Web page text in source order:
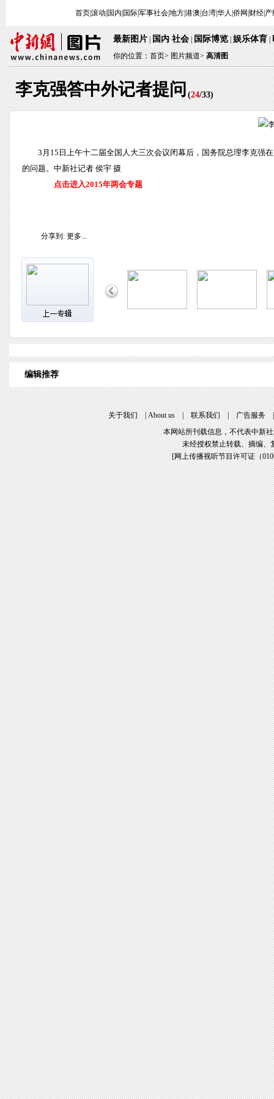
首页|滚动 国内 国际|军事社会|地方|港澳 台湾|华人 侨网 财经| 产
最新图片|国内·社会|国际博览|娱乐体育|
你的位置：首页>图片频道> 高清图
李克强答中外记者提问(24/33)
3月15日上午十二届全国人大三次会议闭幕后，国务院总理李克强
的问题。中新社记者 侯宇 摄
点击进入2015年两会专题
分享到: 更多...
编辑推荐
关于我们|About us|联系我们|广告服务
本网站所刊载信息，不代表中新
未经授权禁止转载、摘编、
[网上传播视听节目许可证（